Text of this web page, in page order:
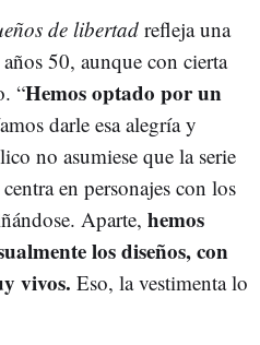
de libertadrefleja una
50, aunque con cierta
“Hemos optado por un
darle esa alegría y
no asumiese que la serie
en personajes con los
Aparte, hemos
los diseños, con
vivos. Eso, la vestimenta lo